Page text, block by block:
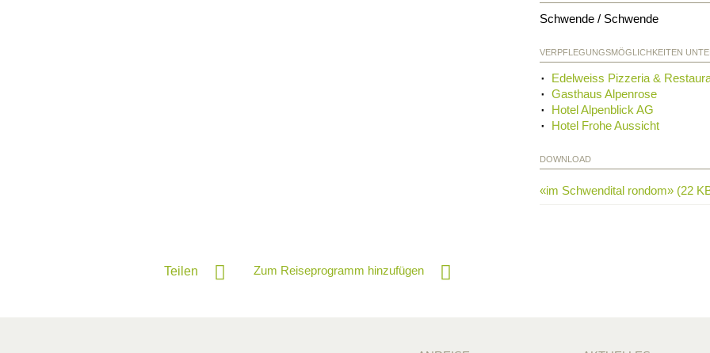
Schwende / Schwende
VERPFLEGUNGSMÖGLICHKEITEN
Edelweiss Pizzeria &
Gasthaus Alpenrose
Hotel Alpenblick AG
Hotel Frohe Aussicht
DOWNLOAD
«im Schwendital rondom» (22
Teilen Zum Reiseprogramm hinzufügen